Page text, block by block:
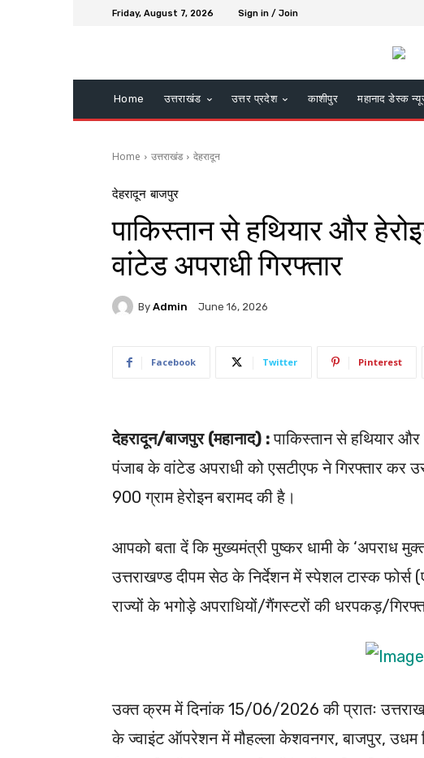
Friday, August 7, 2026 Sign in / Join
Home उत्तराखंड उत्तर प्रदेश काशीपुर महानाद डेस्क
Home उत्तराखंड देहरादून
देहरादून बाजपुर
पाकिस्तान से हथियार और
वांटेड अपराधी गिरफ्तार
By Admin June 16, 2026
Facebook Twitter Pinterest
देहरादून/बाजपुर (महानाद) :पाकिस्तान से हथियार
पंजाब के वांटेड अपराधी को एसटीएफ ने गिरफ्तार कर
900 ग्राम हेरोइन बरामद की है।
आपको बता दें कि मुख्यमंत्री पुष्कर धामी के ‘अपराध
उत्तराखण्ड दीपम सेठ के निर्देशन में स्पेशल टास्क फोर्स
राज्यों के भगोड़े अपराधियों/गैंगस्टरों की धरपकड़/
उक्त क्रम में दिनांक 15/06/2026 की प्रातः
के ज्वाइंट ऑपरेशन में मौहल्ला केशवनगर, बाजपुर, उधम